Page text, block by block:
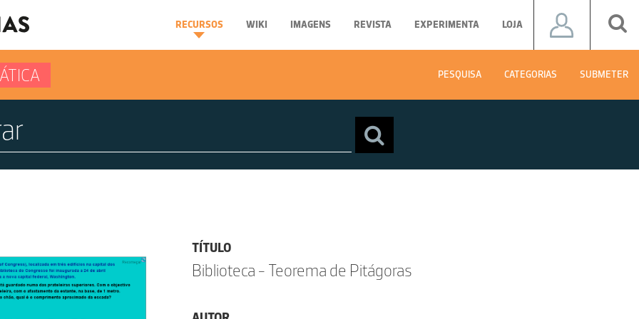
RECURSOS WIKI IMAGENS REVISTA EXPERIMENTA LOJA
PESQUISA CATEGORIAS SUBMETER
TÍTULO
Biblioteca - Teorema de Pitágoras